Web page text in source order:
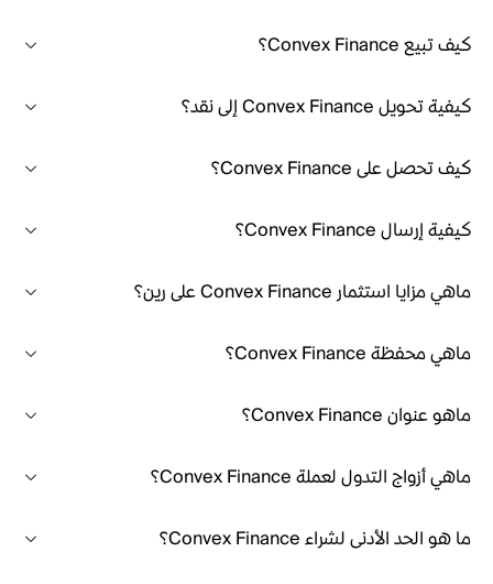
كيف تبيع Convex Finance؟
كيفية تحويل Convex Finance إلى نقد؟
كيف تحصل على Convex Finance؟
كيفية إرسال Convex Finance؟
ماهي مزايا استثمار Convex Finance على رين؟
ماهي محفظة Convex Finance؟
ماهو عنوان Convex Finance؟
ماهي أزواج التدول لعملة Convex Finance؟
ما هو الحد الأدنى لشراء Convex Finance؟